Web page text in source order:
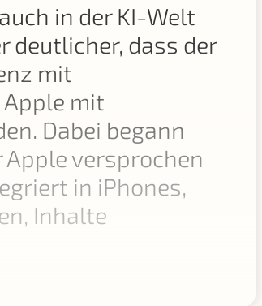
in der KI-Welt
deutlicher, dass der
mit
mit
Dabei begann
versprochen
in iPhones,
Inhalte